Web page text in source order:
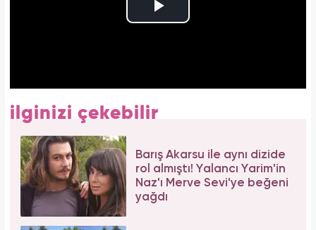
ilginizi çekebilir
Barış Akarsu ile aynı dizide
rol almıştı! Yalancı Yarim'in
Naz'ı Merve Sevi'ye beğeni
yağdı